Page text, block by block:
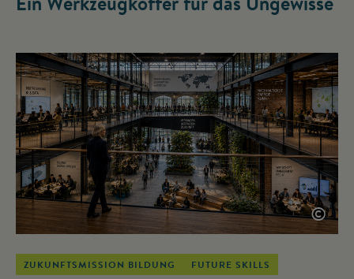
©
ZUKUNFTSMISSION BILDUNG FUTURE SKILLS